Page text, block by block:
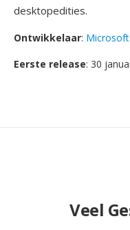
desktopedities.
Ontwikkelaar: Microsoft
Eerste release: 30
Veel